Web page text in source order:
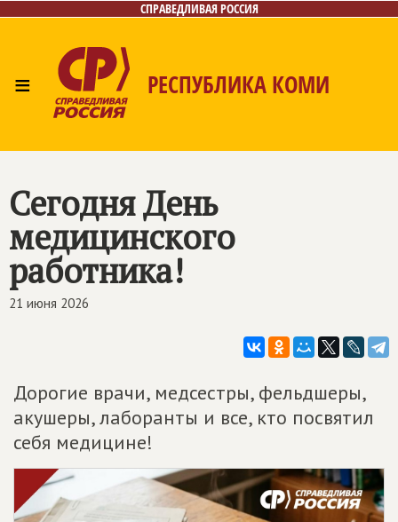
СПРАВЕДЛИВАЯ РОССИЯ
≡ РЕСПУБЛИКА КОМИ
Контакты
Сегодня День
медицинского
работника!
21 июня 2026
Дорогие врачи, медсестры, фельдшеры,
акушеры, лаборанты и все, кто посвятил
себя медицине!